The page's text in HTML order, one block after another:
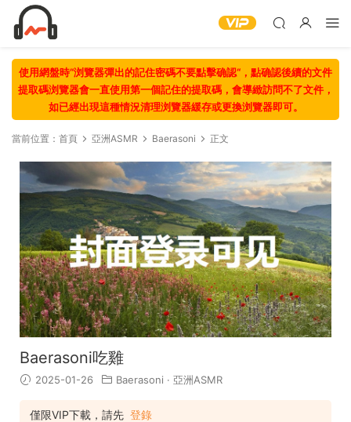
使用網盤時“浏覽器彈出的記住密碼不要點擊确認“，點确認後續的文件
提取碼浏覽器會一直使用第一個記住的提取碼，會導緻訪問不了文件，
如已經出現這種情況清理浏覽器緩存或更換浏覽器即可。
當前位置： 首頁 亞洲ASMR Baerasoni 正文
Baerasoni吃雞
2025-01-26 Baerasoni · 亞洲ASMR
僅限VIP下載，請先 登錄